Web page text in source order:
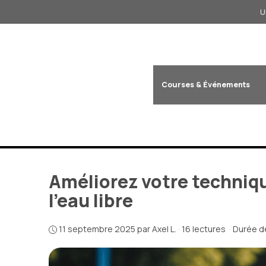
au
Courses & Événements
Améliorez votre
l’eau libre
11 septembre 2025 parAxel L. · 16 lectures · Durée